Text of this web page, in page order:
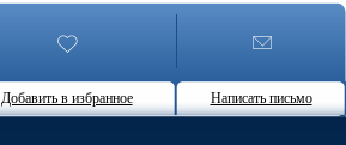
Добавить в избранное Написать письмо